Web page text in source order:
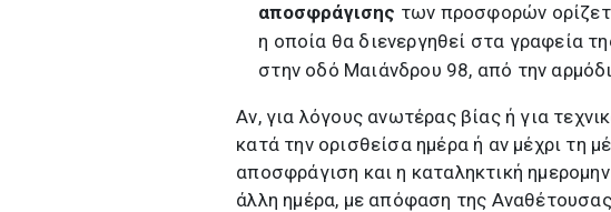
αποσφράγισης των προσφορών
η οποία θα διενεργηθεί στα γραφεία
στην οδό Μαιάνδρου 98, από την
Αν, για λόγους ανωτέρας βίας ή για
κατά την ορισθείσα ημέρα ή αν μέχρι τη
αποσφράγιση και η καταληκτική
άλλη ημέρα, με απόφαση της